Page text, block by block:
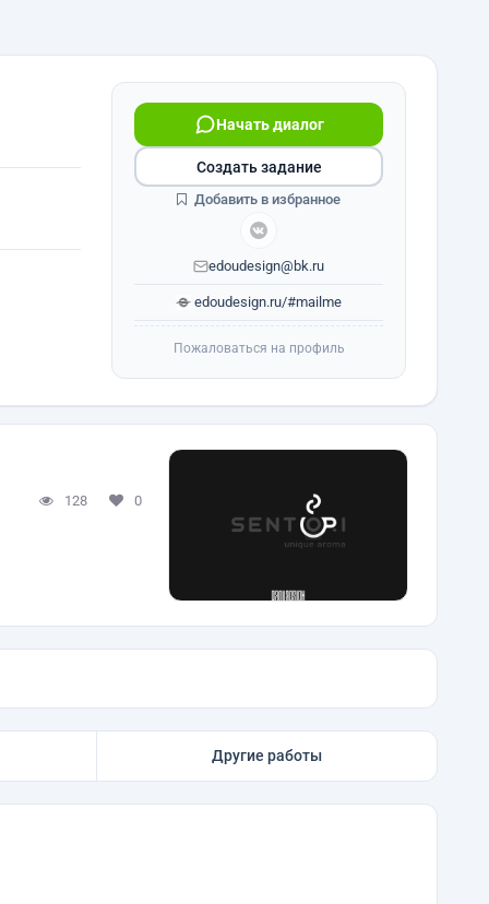
Начать диалог
edoudesign@bk.ru
edoudesign.ru/#mailme
Создать задание
Добавить в избранное
Пожаловаться на профиль
128 0
Другие работы